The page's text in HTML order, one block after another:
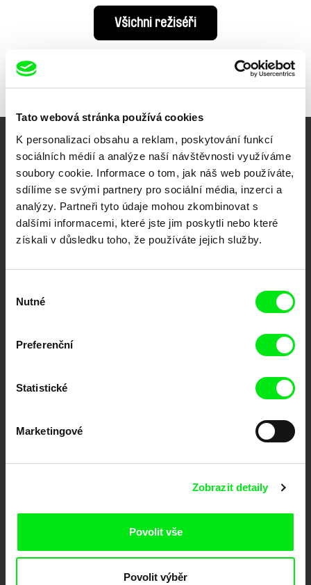
Tato webová stránka používá cookies
K personalizaci obsahu a reklam, poskytování funkcí
sociálních médií a analýze naší návštěvnosti využíváme
soubory cookie. Informace o tom, jak náš web používáte,
sdílíme se svými partnery pro sociální média, inzerci a
analýzy. Partneři tyto údaje mohou zkombinovat s
dalšími informacemi, které jste jim poskytli nebo které
získali v důsledku toho, že používáte jejich služby.
souhlasu
Nutné
Preferenční
Statistické
Marketingové
Zobrazit detaily
Povolit vše
Povolit výběr
Všichni režiséři
Vaše online
dokumentární kino
Nové festivalové filmy
každý týden
posouvat hranice dokumentárního filmu, propagovat jeho rozmanitost a